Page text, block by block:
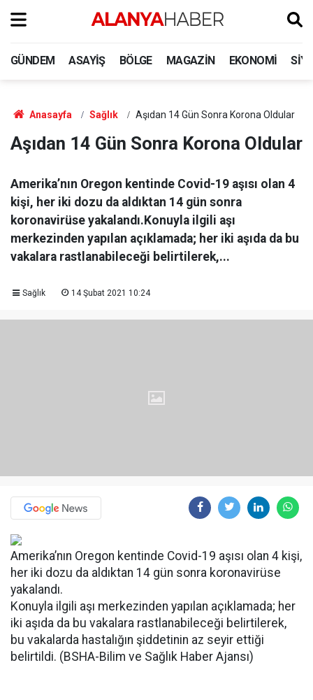
GÜNDEM ASAYIŞ BÖLGE MAGAZIN EKONOMI
Anasayfa Sağlık Aşıdan 14 Gün Sonra Korona Oldular
Aşıdan 14 Gün Sonra Korona Oldular
Amerika’nın Oregon kentinde Covid-19 aşısı olan 4
kişi, her iki dozu da aldıktan 14 gün sonra
koronavirüse yakalandı.Konuyla ilgili aşı
merkezinden yapılan açıklamada; her iki aşıda da bu
vakalara rastlanabileceği belirtilerek,...
Sağlık 14 Şubat 2021 10:24
Amerika’nın Oregon kentinde Covid-19 aşısı olan 4 kişi,
her iki dozu da aldıktan 14 gün sonra koronavirüse
yakalandı.
Konuyla ilgili aşı merkezinden yapılan açıklamada; her
iki aşıda da bu vakalara rastlanabileceği belirtilerek,
bu vakalarda hastalığın şiddetinin az seyir ettiği
belirtildi. (BSHA-Bilim ve Sağlık Haber Ajansı)